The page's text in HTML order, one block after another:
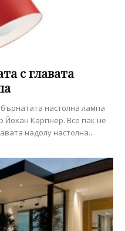
с главата
настолна лампа
Йохан Карпнер. Все пак не
надолу настолна...